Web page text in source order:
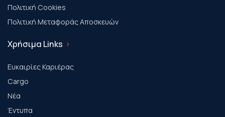
Πολιτική Cookies
Πολιτική Μεταφοράς Αποσκευών
Χρήσιμα Links
Ευκαιρίες Καριέρας
Cargo
Νέα
Έντυπα